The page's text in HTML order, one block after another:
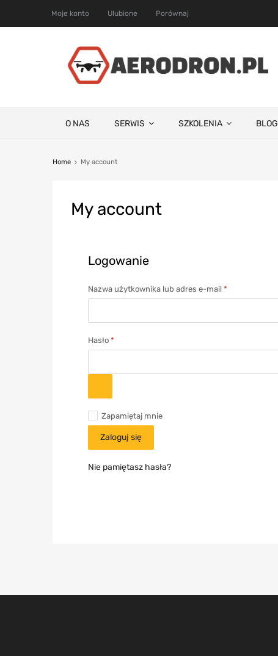
Moje konto Ulubione Porównaj
O NAS SERWIS SZKOLENIA BLOG
Home My account
Myaccount
Logowanie
Nazwa użytkownika lub adres e-mail *
Hasło *
Zapamiętaj mnie
Zaloguj się
Nie pamiętasz hasła?